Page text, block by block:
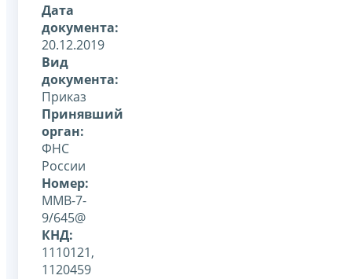
Дата
документа:
20.12.2019
Вид
документа:
Приказ
Принявший
орган:
ФНС
России
Номер:
ММВ-7-
9/645@
КНД:
1110121,
1120459